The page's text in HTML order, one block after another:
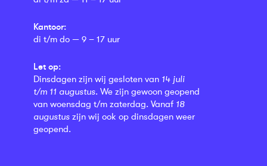
Kantoor:
di t/m do — 9 – 17 uur
Let op:
Dinsdagen zijn wij gesloten van 14 juli
t/m 11 augustus. We zijn gewoon geopend
van woensdag t/m zaterdag. Vanaf 18
augustus zijn wij ook op dinsdagen weer
geopend.